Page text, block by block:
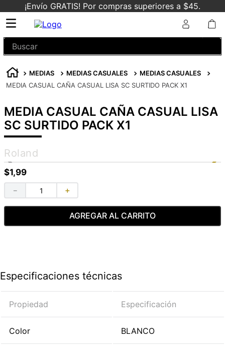
¡Envío GRATIS! Por compras superiores a $45.
Buscar
MEDIAS MEDIAS CASUALES
MEDIAS CASUALES
MEDIA CASUAL CAÑA CASUAL LISA SC SURTIDO PACK X1
MEDIA CASUAL CAÑA CASUAL LISA
SC SURTIDO PACK X1
Roland
$1,99
＋
－
AGREGAR AL CARRITO
Especificaciones técnicas
Propiedad Especificación
Color BLANCO